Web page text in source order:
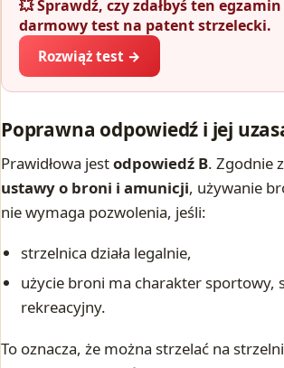
💥 Sprawdź, czy zdałbyś ten
darmowy test na patent strzelecki.
Rozwiąż test →
Poprawna odpowiedź i jej
Prawidłowa jestodpowiedź B. Zgodnie z
ustawy o broni i amunicji, używanie
nie wymaga pozwolenia, jeśli:
strzelnica działa legalnie,
użycie broni ma charakter sportowy,
rekreacyjny.
To oznacza, że można strzelać na